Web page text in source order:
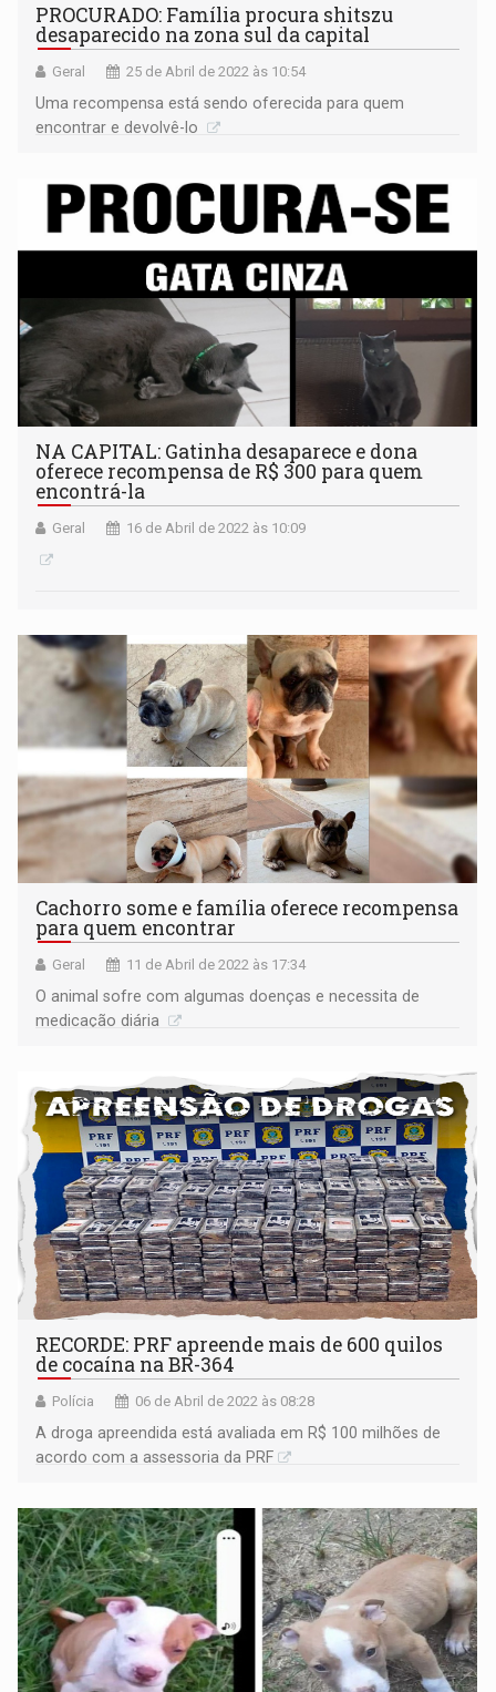
PROCURADO: Família procura shitszu
desaparecido na zona sul da capital
Geral 25 de Abril de 2022 às 10:54
Uma recompensa está sendo oferecida para quem
encontrar e devolvê-lo
NA CAPITAL: Gatinha desaparece e dona
oferece recompensa de R$ 300 para quem
encontrá-la
Geral 16 de Abril de 2022 às 10:09
Cachorro some e família oferece recompensa
para quem encontrar
Geral 11 de Abril de 2022 às 17:34
O animal sofre com algumas doenças e necessita de
medicação diária
RECORDE: PRF apreende mais de 600 quilos
de cocaína na BR-364
Polícia 06 de Abril de 2022 às 08:28
A droga apreendida está avaliada em R$ 100 milhões de
acordo com a assessoria da PRF